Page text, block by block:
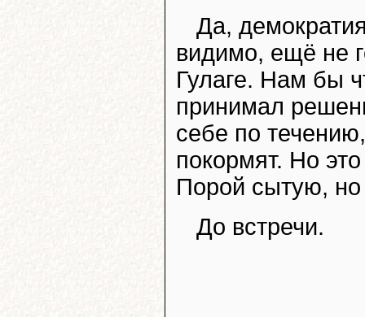
Да,
видимо, ещё не
Гулаге. Нам бы
принимал
себе по
покормят. Но
Порой сытую,
До встречи.